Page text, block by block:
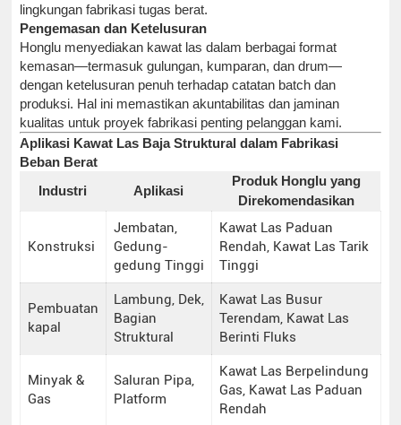
lingkungan fabrikasi tugas berat.
Pengemasan dan Ketelusuran
Honglu menyediakan kawat las dalam berbagai format
kemasan—termasuk gulungan, kumparan, dan drum—
dengan ketelusuran penuh terhadap catatan batch dan
produksi. Hal ini memastikan akuntabilitas dan jaminan
kualitas untuk proyek fabrikasi penting pelanggan kami.
Aplikasi Kawat Las Baja Struktural dalam Fabrikasi
Beban Berat
Industri
Aplikasi
Produk Honglu yang
Direkomendasikan
Konstruksi
Jembatan,
Gedung-
gedung Tinggi
Kawat Las Paduan
Rendah, Kawat Las Tarik
Tinggi
Pembuatan
kapal
Lambung, Dek,
Bagian
Struktural
Kawat Las Busur
Terendam, Kawat Las
Berinti Fluks
Minyak &
Gas
Saluran Pipa,
Platform
Kawat Las Berpelindung
Gas, Kawat Las Paduan
Rendah